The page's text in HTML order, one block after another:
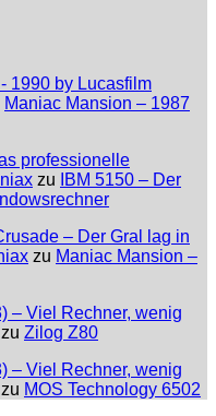
1990 by Lucasfilm
Maniac Mansion – 1987
professionelle
zu
IBM 5150 – Der
– Der Gral lag in
zu Maniac Mansion –
– Viel Rechner, wenig
zu Zilog Z80
– Viel Rechner, wenig
zu MOS Technology 6502